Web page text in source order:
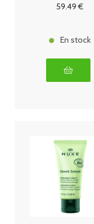
Peaux
59.49 €
En stock